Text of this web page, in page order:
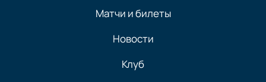
Матчи и билеты
Новости
Клуб